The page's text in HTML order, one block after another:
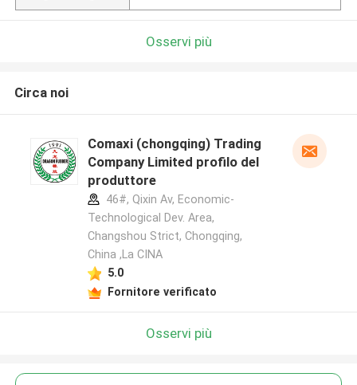
Osservi più
Circa noi
Comaxi (chongqing) Trading
Company Limited profilo del
produttore
46#, Qixin Av, Economic-
Technological Dev. Area,
Changshou Strict, Chongqing,
China ,La CINA
5.0
Fornitore verificato
Osservi più